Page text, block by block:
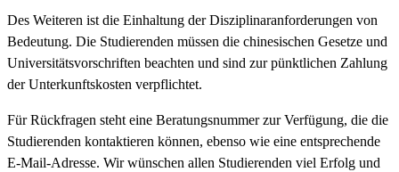
Des Weiteren ist die Einhaltung der Disziplinaranforderungen von
Bedeutung. Die Studierenden müssen die chinesischen Gesetze und
Universitätsvorschriften beachten und sind zur pünktlichen Zahlung
der Unterkunftskosten verpflichtet.
Für Rückfragen steht eine Beratungsnummer zur Verfügung, die die
Studierenden kontaktieren können, ebenso wie eine entsprechende
E-Mail-Adresse. Wir wünschen allen Studierenden viel Erfolg und